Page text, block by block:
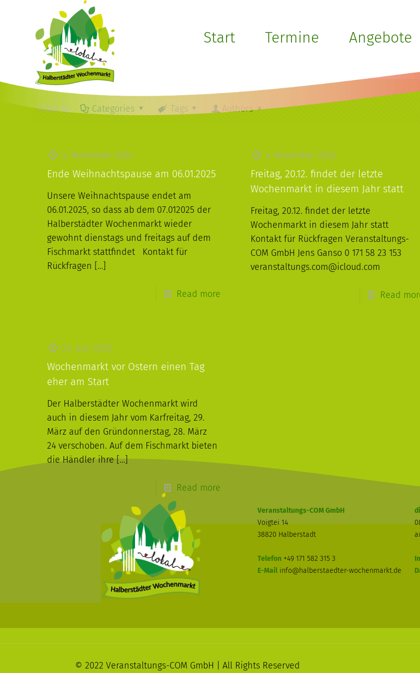
Start Termine Angebote
Uncategorized
Filter by Categories Tags Authors
4. November 2024
Ende Weihnachtspause am 06.01.2025
Unsere Weihnachtspause endet am
06.01.2025, so dass ab dem 07.012025 der
Halberstädter Wochenmarkt wieder
gewohnt dienstags und freitags auf dem
Fischmarkt stattfindet Kontakt für
Rückfragen […]
Read more
4. November 2024
Freitag, 20.12. findet der letzte
Wochenmarkt in diesem Jahr statt
Freitag, 20.12. findet der letzte
Wochenmarkt in diesem Jahr statt
Kontakt für Rückfragen Veranstaltungs-
COM GmbH Jens Ganso 0 171 58 23 153
veranstaltungs.com@icloud.com
Read
24. Juni 2022
Wochenmarkt vor Ostern einen Tag
eher am Start
Der Halberstädter Wochenmarkt wird
auch in diesem Jahr vom Karfreitag, 29.
März auf den Gründonnerstag, 28. März
24 verschoben. Auf dem Fischmarkt bieten
die Händler ihre[…]
Read more
Veranstaltungs-COM GmbH
Voigtei 14
38820 Halberstadt
Telefon +49 171 582 315 3
E-Mail info@halberstaedter-wochenmarkt.de
© 2022 Veranstaltungs-COM GmbH | All Rights Reserved